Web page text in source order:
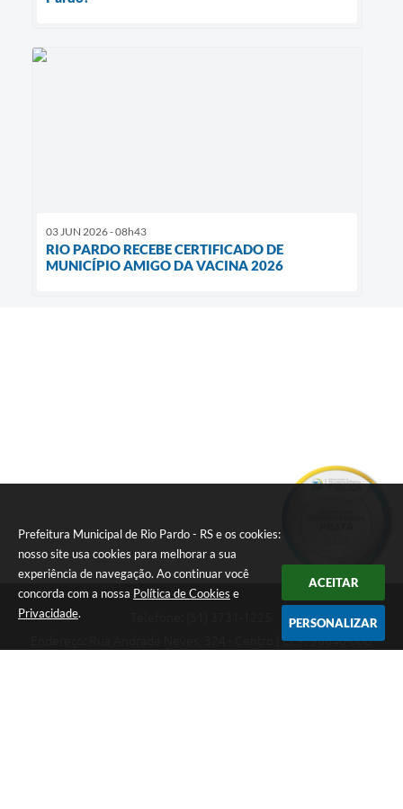
Prefeitura Municipal de Rio Pardo - RS e os cookies:
nosso site usa cookies para melhorar a sua
experiência de navegação. Ao continuar você
concorda com a nossa Política de Cookies e
Privacidade.
ACEITAR
PERSONALIZAR
03 JUN 2026 - 08h43
RIO PARDO RECEBE CERTIFICADO DE
MUNICÍPIO AMIGO DA VACINA 2026
Endereço: Rua Andrade Neves, 324 - Centro | CEP: 96640-000